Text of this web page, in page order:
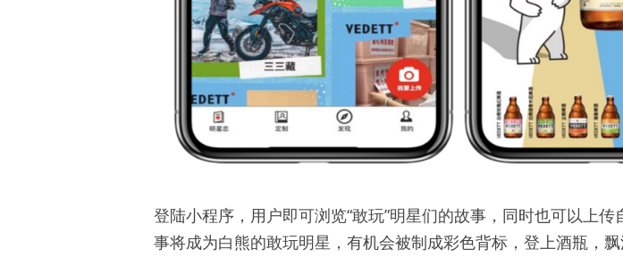
登陆小程序，用户即可浏览“敢玩”明星们的故事，同时也可以上
事将成为白熊的敢玩明星，有机会被制成彩色背标，登上酒瓶，飘